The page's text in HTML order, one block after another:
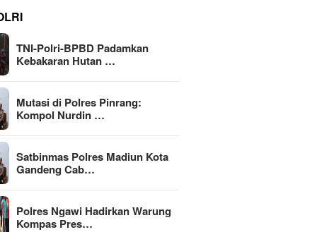
TNI-Polri-BPBD Padamkan
Kebakaran Hutan …
Mutasi di Polres Pinrang:
Kompol Nurdin …
Satbinmas Polres Madiun Kota
Gandeng Cab…
Polres Ngawi Hadirkan Warung
Kompas Pres…